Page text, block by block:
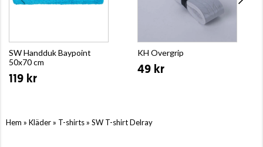
SW Handduk Baypoint
50x70 cm
119 kr
KH Overgrip
49 kr
Hem » Kläder» T-shirts» SW T-shirt Delray